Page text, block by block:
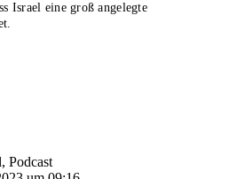
Israel eine groß angelegte
Podcast